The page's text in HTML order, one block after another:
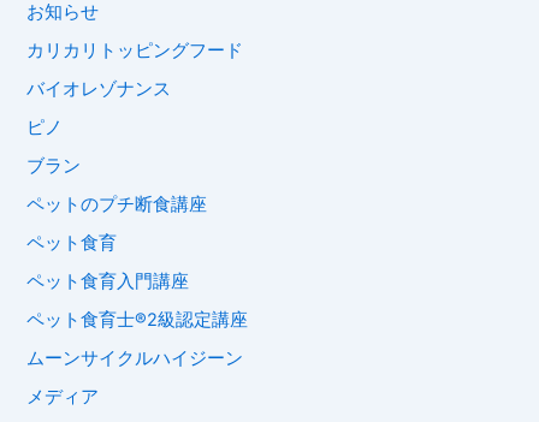
お知らせ
カリカリトッピングフード
バイオレゾナンス
ピノ
ブラン
ペットのプチ断食講座
ペット食育
ペット食育入門講座
ペット食育士®︎2級認定講座
ムーンサイクルハイジーン
メディア